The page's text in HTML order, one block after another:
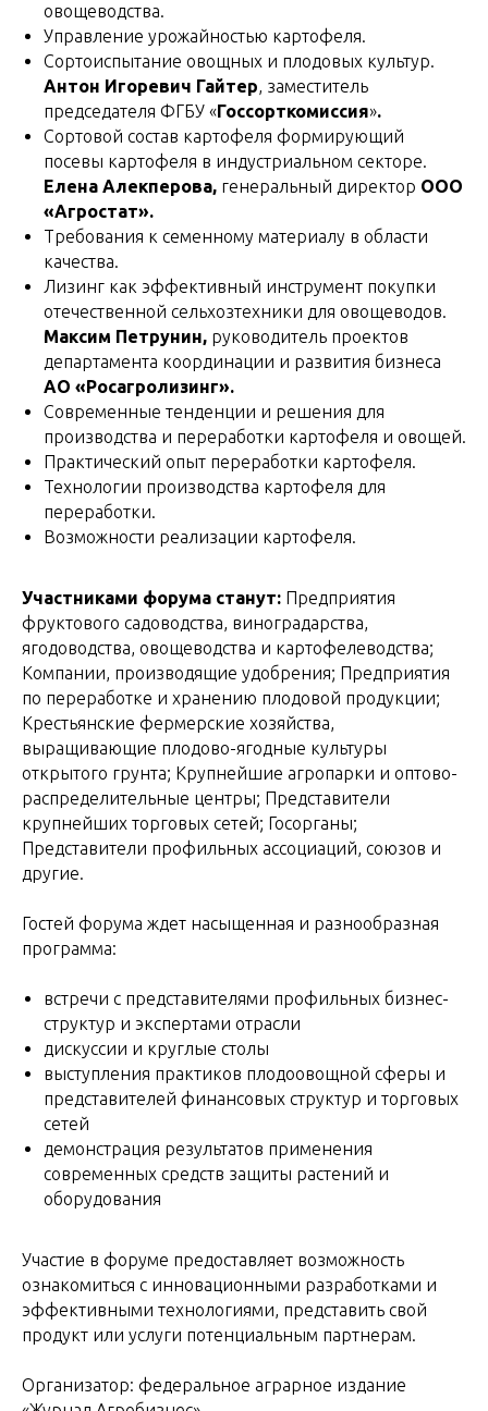
овощеводства.
Управление урожайностью картофеля.
Сортоиспытание овощных и плодовых культур.
Антон Игоревич Гайтер, заместитель
председателя ФГБУ «Госсорткомиссия».
Сортовой состав картофеля формирующий
посевы картофеля в индустриальном секторе.
Елена Алекперова, генеральный директор ООО
«Агростат».
Требования к семенному материалу в области
качества.
Лизинг как эффективный инструмент покупки
отечественной сельхозтехники для овощеводов.
Максим Петрунин, руководитель проектов
департамента координации и развития бизнеса
АО «Росагролизинг».
Современные тенденции и решения для
производства и переработки картофеля и овощей.
Практический опыт переработки картофеля.
Технологии производства картофеля для
переработки.
Возможности реализации картофеля.
Участниками форума станут: Предприятия
фруктового садоводства, виноградарства,
ягодоводства, овощеводства и картофелеводства;
Компании, производящие удобрения; Предприятия
по переработке и хранению плодовой продукции;
Крестьянские фермерские хозяйства,
выращивающие плодово-ягодные культуры
открытого грунта; Крупнейшие агропарки и оптово-
распределительные центры; Представители
крупнейших торговых сетей; Госорганы;
Представители профильных ассоциаций, союзов и
другие.
Гостей форума ждет насыщенная и разнообразная
программа:
встречи с представителями профильных бизнес-
структур и экспертами отрасли
дискуссии и круглые столы
выступления практиков плодоовощной сферы и
представителей финансовых структур и торговых
сетей
демонстрация результатов применения
современных средств защиты растений и
оборудования
Участие в форуме предоставляет возможность
ознакомиться с инновационными разработками и
эффективными технологиями, представить свой
продукт или услуги потенциальным партнерам.
Организатор: федеральное аграрное издание